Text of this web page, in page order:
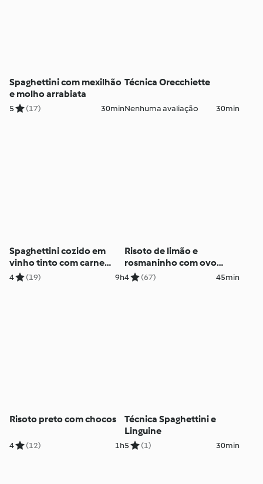
Spaghettini com mexilhão
e molho arrabiata
5 (17) 30min
Técnica Orecchiette
Nenhuma avaliação 30min
Spaghettini cozido em
vinho tinto com carne
guisada
4 (19) 9h
Risoto de limão e
rosmaninho com ovo
escalfado
4 (67) 45min
Risoto preto com chocos
4 (12) 1h
Técnica Spaghettini e
Linguine
5 (1) 30min